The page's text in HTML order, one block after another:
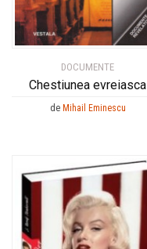
DOCUMENTE
Chestiunea evreiasca
de Mihail Eminescu